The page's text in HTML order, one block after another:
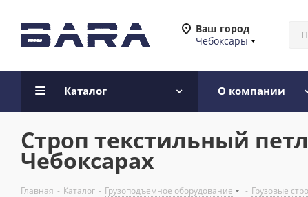
Ваш город
Чебоксары
Каталог О компании
Строп текстильный
Чебоксарах
Главная - Каталог - Грузоподъемное оборудование - Грузовые